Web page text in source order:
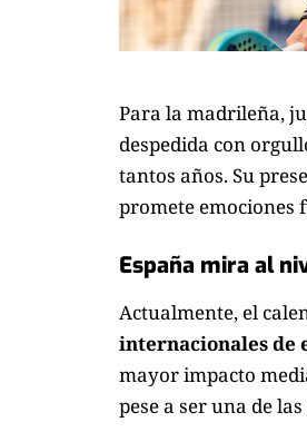
Para la madrileña,
despedida con
tantos años. Su
promete emociones
España mira al
Actualmente, el
internacionales de
mayor impacto
pese a ser una de